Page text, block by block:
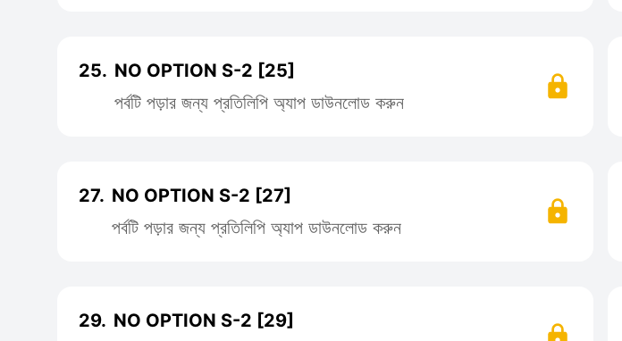
25. NO OPTION S-2 [25]
পর্বটি পড়ার জন্য প্রতিলিপি অ্যাপ ডাউনলোড করুন
27. NO OPTION S-2 [27]
পর্বটি পড়ার জন্য প্রতিলিপি অ্যাপ ডাউনলোড করুন
29. NO OPTION S-2 [29]